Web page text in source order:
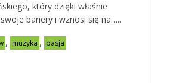
który dzięki właśnie
bariery i wznosi się na…..
, muzyka , pasja